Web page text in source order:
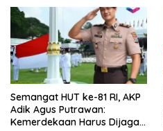
Semangat HUT ke-81 RI, AKP
Adik Agus Putrawan:
Kemerdekaan Harus Dijaga